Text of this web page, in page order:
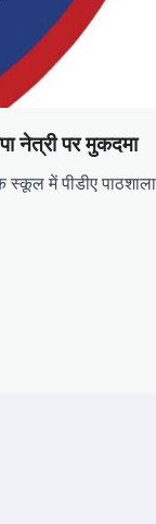
नेत्री पर मुकदमा
स्कूल में पीडीए